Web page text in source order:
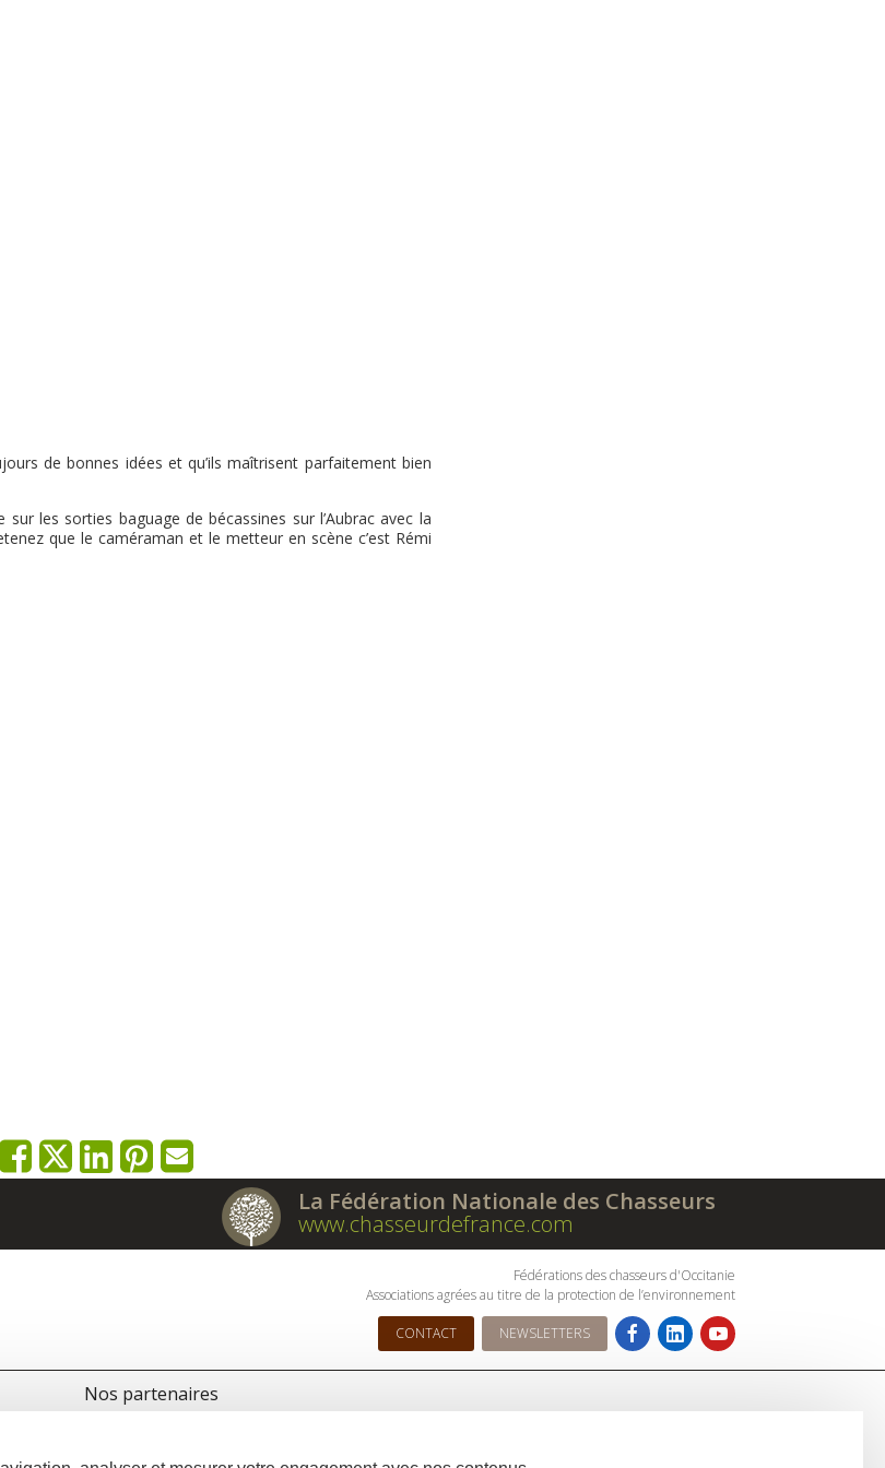
de bonnes idées et qu’ils maîtrisent parfaitement bien
les sorties baguage de bécassines sur l’Aubrac avec la
que le caméraman et le metteur en scène c’est Rémi
La Fédération Nationale des Chasseurs
www.chasseurdefrance.com
Fédérations des chasseurs d'Occitanie
Associations agrées au titre de la protection de l’environnement
CONTACT NEWSLETTERS
Nos partenaires